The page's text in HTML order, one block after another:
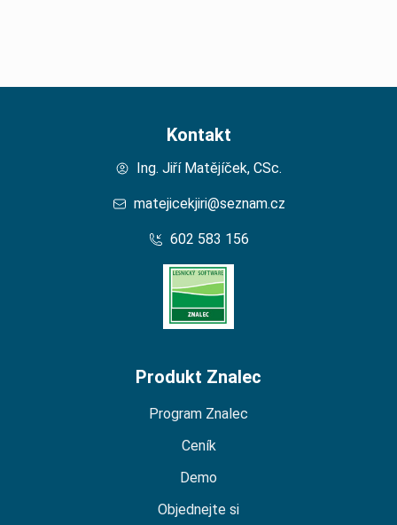
Kontakt
Ing. Jiří Matějíček, CSc.
matejicekjiri@seznam.cz
602 583 156
Domů – Lesní Znalec
Produkt Znalec
Program Znalec
Ceník
Demo
Objednejte si